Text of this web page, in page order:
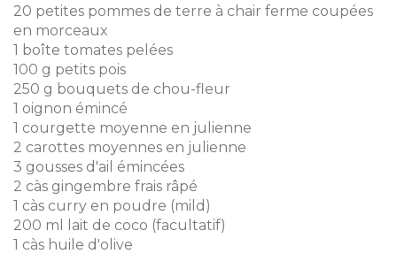
20 petites pommes de terre à chair ferme coupées
en morceaux
1 boîte tomates pelées
100 g petits pois
250 g bouquets de chou-fleur
1 oignon émincé
1 courgette moyenne en julienne
2 carottes moyennes en julienne
3 gousses d'ail émincées
2 càs gingembre frais râpé
1 càs curry en poudre (mild)
200 ml lait de coco (facultatif)
1 càs huile d'olive